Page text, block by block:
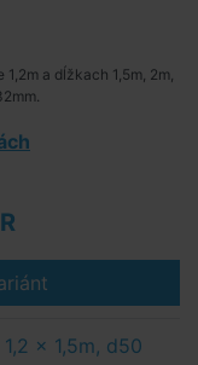
a dĺžkach 1,5m, 2m,
x 1,5m, d50